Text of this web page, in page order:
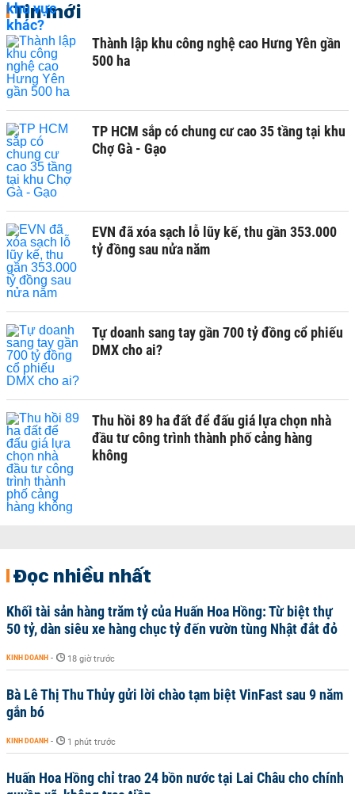
Tin mới
Thành lập khu công nghệ cao Hưng Yên gần
500 ha
TP HCM sắp có chung cư cao 35 tầng tại khu
Chợ Gà - Gạo
EVN đã xóa sạch lỗ lũy kế, thu gần 353.000
tỷ đồng sau nửa năm
Tự doanh sang tay gần 700 tỷ đồng cổ phiếu
DMX cho ai?
Thu hồi 89 ha đất để đấu giá lựa chọn nhà
đầu tư công trình thành phố cảng hàng
không
Đọc nhiều nhất
Khối tài sản hàng trăm tỷ của Huấn Hoa Hồng: Từ biệt thự
50 tỷ, dàn siêu xe hàng chục tỷ đến vườn tùng Nhật đắt đỏ
KINH DOANH - 18 giờ trước
Bà Lê Thị Thu Thủy gửi lời chào tạm biệt VinFast sau 9 năm
gắn bó
KINH DOANH - 1 phút trước
Huấn Hoa Hồng chỉ trao 24 bồn nước tại Lai Châu cho chính